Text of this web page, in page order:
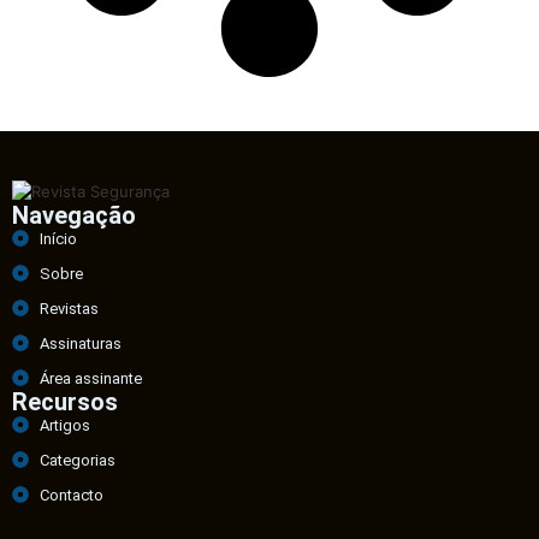
Navegação
Início
Sobre
Revistas
Assinaturas
Área assinante
Recursos
Artigos
Categorias
Contacto